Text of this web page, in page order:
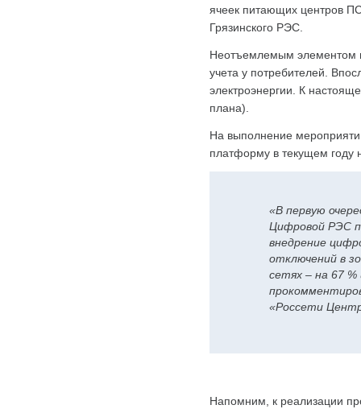
ячеек питающих центров
Грязинского РЭС.
Неотъемлемым элементом
учета у потребителей.
электроэнергии. К
плана).
На выполнение
платформу в текущем году
«В первую
Цифровой РЭС
внедрение
отключений в
сетях – на 67 %
«Россети
Напомним, к реализации